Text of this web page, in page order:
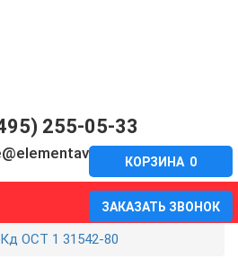
255-05-33
ЗАКАЗАТЬ ЗВОНОК
КОРЗИНА 0
ОСТ 1 31542-80